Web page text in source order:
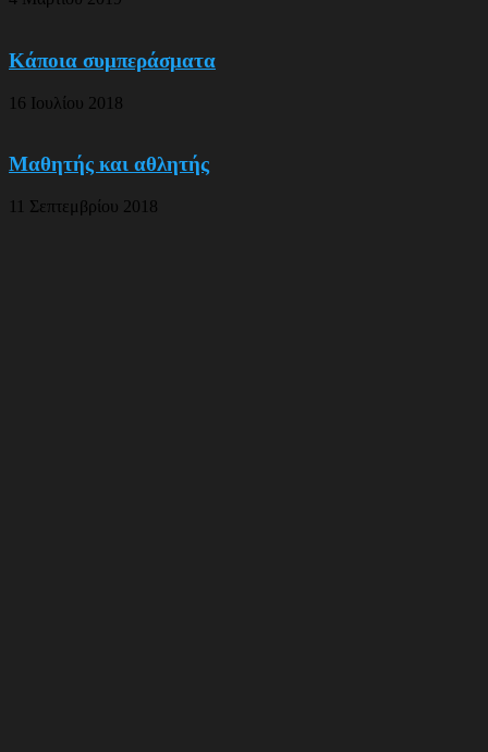
Κάποια συμπεράσματα
16 Ιουλίου 2018
Μαθητής και αθλητής
11 Σεπτεμβρίου 2018